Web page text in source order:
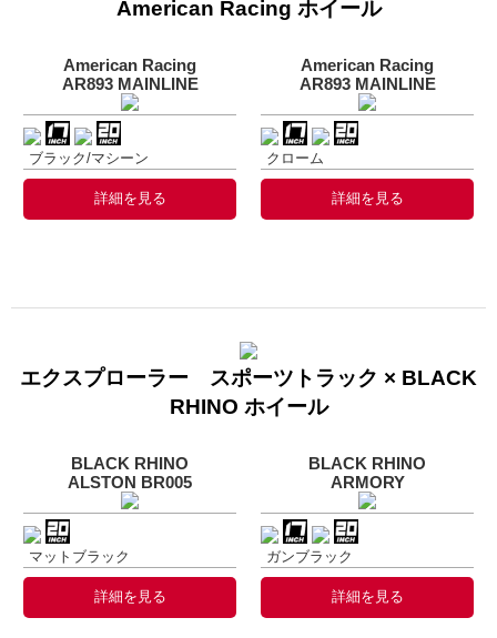
American Racing ホイール
American Racing
AR893 MAINLINE
ブラック/マシーン
詳細を見る
American Racing
AR893 MAINLINE
クローム
詳細を見る
エクスプローラー スポーツトラック × BLACK
RHINO ホイール
BLACK RHINO
ALSTON BR005
マットブラック
詳細を見る
BLACK RHINO
ARMORY
ガンブラック
詳細を見る